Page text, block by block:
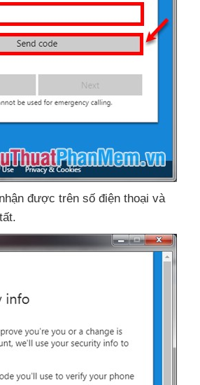
được trên số điện thoại và